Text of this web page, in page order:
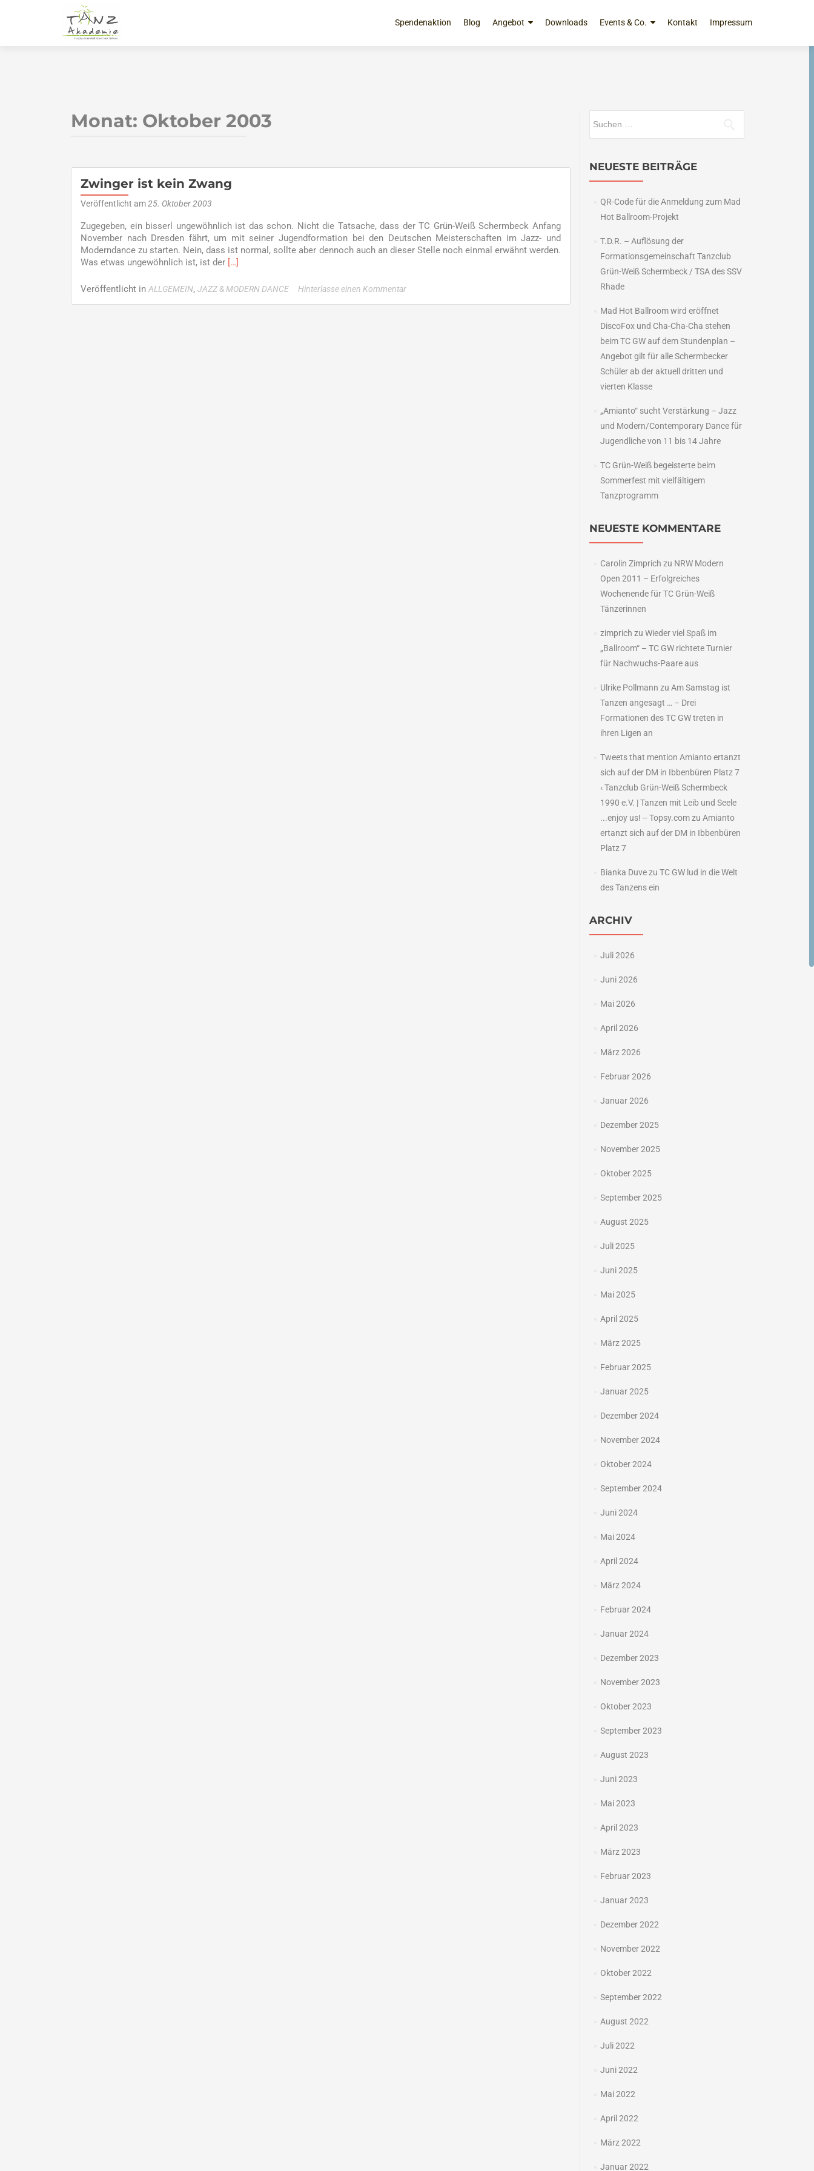
Inhalt
Spendenaktion Blog Angebot Downloads Events & Co. Kontakt Impressum
Monat: Oktober 2003
Zwinger ist kein Zwang
Veröffentlicht am25. Oktober 2003
Zugegeben, ein bisserl ungewöhnlich ist das schon. Nicht die Tatsache, dass der TC Grün-Weiß Schermbeck Anfang
November nach Dresden fährt, um mit seiner Jugendformation bei den Deutschen Meisterschaften im Jazz- und
Moderndance zu starten. Nein, dass ist normal, sollte aber dennoch auch an dieser Stelle noch einmal erwähnt werden.
Was etwas ungewöhnlich ist, ist der Read
about
[…]
Veröffentlicht in ALLGEMEIN, JAZZ & MODERN DANCE Hinterlasse einen Kommentar
NEUESTE BEITRÄGE
QR-Code für die Anmeldung zum Mad
Hot Ballroom-Projekt
T.D.R. – Auflösung der
Formationsgemeinschaft Tanzclub
Grün-Weiß Schermbeck / TSA des SSV
Rhade
Mad Hot Ballroom wird eröffnet
DiscoFox und Cha-Cha-Cha stehen
beim TC GW auf dem Stundenplan –
Angebot gilt für alle Schermbecker
Schüler ab der aktuell dritten und
vierten Klasse
„Amianto“ sucht Verstärkung – Jazz
und Modern/Contemporary Dance für
Jugendliche von 11 bis 14 Jahre
TC Grün-Weiß begeisterte beim
Sommerfest mit vielfältigem
Tanzprogramm
NEUESTE KOMMENTARE
Carolin Zimprich zu NRW Modern
Open 2011 – Erfolgreiches
Wochenende für TC Grün-Weiß
Tänzerinnen
zimprich zu Wieder viel Spaß im
„Ballroom“ – TC GW richtete Turnier
für Nachwuchs-Paare aus
Ulrike Pollmann zu Am Samstag ist
Tanzen angesagt … – Drei
Formationen des TC GW treten in
ihren Ligen an
Tweets that mention Amianto ertanzt
sich auf der DM in Ibbenbüren Platz 7
‹ Tanzclub Grün-Weiß Schermbeck
1990 e.V. | Tanzen mit Leib und Seele
...enjoy us! -- Topsy.comzu Amianto
ertanzt sich auf der DM in Ibbenbüren
Platz 7
Bianka Duvezu TC GW lud in die Welt
des Tanzens ein
ARCHIV
Juli 2026
Juni 2026
Mai 2026
April 2026
März 2026
Februar 2026
Januar 2026
Dezember 2025
November 2025
Oktober 2025
September 2025
August 2025
Juli 2025
Juni 2025
Mai 2025
April 2025
März 2025
Februar 2025
Januar 2025
Dezember 2024
November 2024
Oktober 2024
September 2024
Juni 2024
Mai 2024
April 2024
März 2024
Februar 2024
Januar 2024
Dezember 2023
November 2023
Oktober 2023
September 2023
August 2023
Juni 2023
Mai 2023
April 2023
März 2023
Februar 2023
Januar 2023
Dezember 2022
November 2022
Oktober 2022
September 2022
August 2022
Juli 2022
Juni 2022
Mai 2022
April 2022
März 2022
Januar 2022